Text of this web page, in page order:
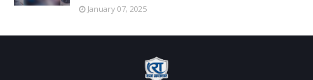
January 07, 2025